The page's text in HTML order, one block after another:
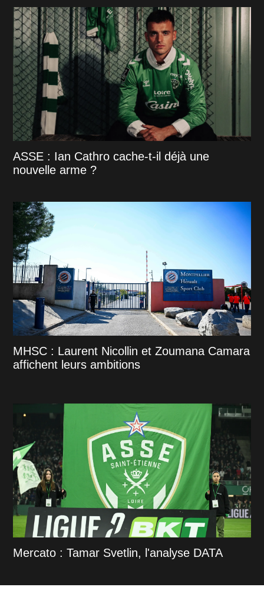
ASSE : Ian Cathro cache-t-il déjà une
nouvelle arme ?
MHSC : Laurent Nicollin et Zoumana Camara
affichent leurs ambitions
Mercato : Tamar Svetlin, l'analyse DATA